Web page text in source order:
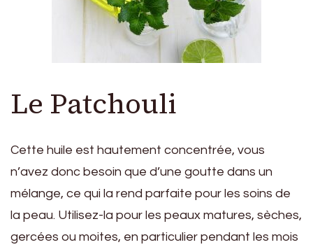
Le Patchouli
Cette huile est hautement concentrée, vous
n’avez donc besoin que d’une goutte dans un
mélange, ce qui la rend parfaite pour les soins de
la peau. Utilisez-la pour les peaux matures, sèches,
gercées ou moites, en particulier pendant les mois